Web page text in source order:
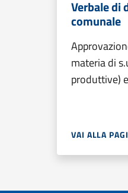
Verbale di
comunale
materia di
produttive)
VAI ALLA